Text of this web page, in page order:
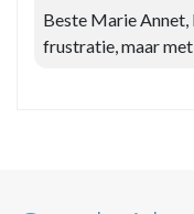
Beste Marie
frustratie, maar